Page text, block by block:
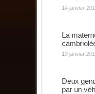
14 janvier
La
13 janvier
Deux
par un